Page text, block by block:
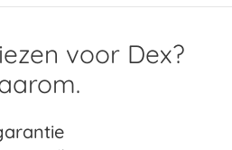
voor Dex?